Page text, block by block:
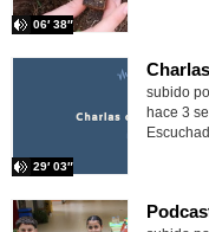
06′ 38″
subido
29′ 03″
hace 3